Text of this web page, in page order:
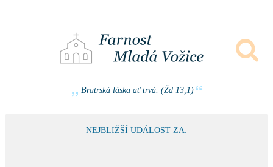
Bratrská láska ať trvá. (Žd 13,1)
NEJBLIŽŠÍ UDÁLOST ZA: